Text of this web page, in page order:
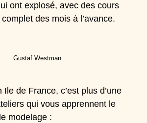
ont explosé, avec des cours
des mois à l’avance.
Gustaf Westman
Ile de France, c’est plus d’une
qui vous apprennent le
modelage :